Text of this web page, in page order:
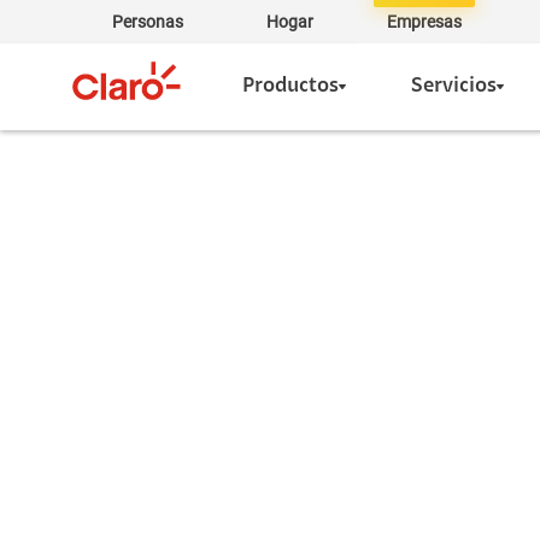
Personas Hogar Empresas
Productos Servicios